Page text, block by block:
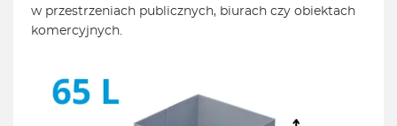
w przestrzeniach publicznych, biurach czy obiektach
komercyjnych.